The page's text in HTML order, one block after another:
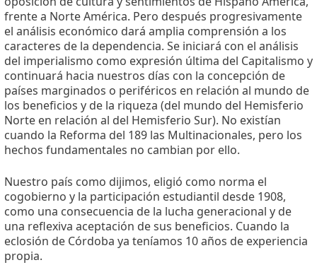
frente a Norte América. Pero después progresivamente
el análisis económico dará amplia comprensión a los
caracteres de la dependencia. Se iniciará con el análisis
del imperialismo como expresión última del Capitalismo y
continuará hacia nuestros días con la concepción de
países marginados o periféricos en relación al mundo de
los beneficios y de la riqueza (del mundo del Hemisferio
Norte en relación al del Hemisferio Sur). No existían
cuando la Reforma del 189 las Multinacionales, pero los
hechos fundamentales no cambian por ello.
Nuestro país como dijimos, eligió como norma el
cogobierno y la participación estudiantil desde 1908,
como una consecuencia de la lucha generacional y de
una reflexiva aceptación de sus beneficios. Cuando la
eclosión de Córdoba ya teníamos 10 años de experiencia
propia.